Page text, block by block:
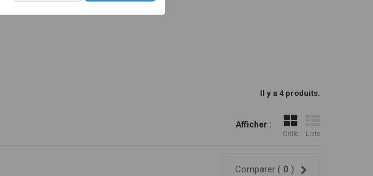
Il y a 4 produits.
Afficher :
Grille Liste
Comparer ( 0 )